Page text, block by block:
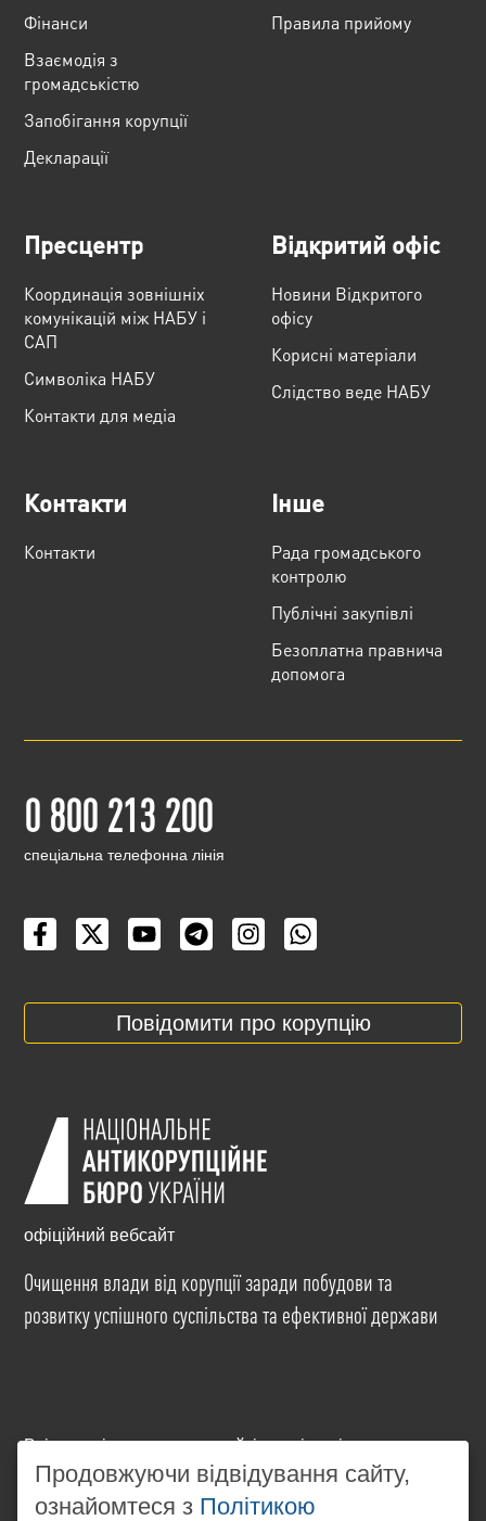
Фінанси
Взаємодія з
громадськістю
Запобігання корупції
Декларації
Правила прийому
Пресцентр
Координація зовнішніх
комунікацій між НАБУ і
САП
Cимволіка НАБУ
Контакти для медіа
Відкритий офіс
Новини Відкритого
офісу
Корисні матеріали
Слідство веде НАБУ
Контакти
Контакти
Інше
Рада громадського
контролю
Публічні закупівлі
Безоплатна правнича
допомога
0 800 213 200
cпеціальна телефонна лінія
Повідомити про корупцію
офіційний вебсайт
Очищення влади від корупції заради побудови та
розвитку успішного суспільства та ефективної держави
Всі матеріали на цьому сайті розміщені на умовах
ліцензіїCreative Commons Attribution-NonCommercial-
NoDerivatives 4.0 International. Використання будь-
яких матеріалів, розміщених на сайті, дозволяється
Продовжуючи відвідування сайту,
ознайомтеся з Політикою